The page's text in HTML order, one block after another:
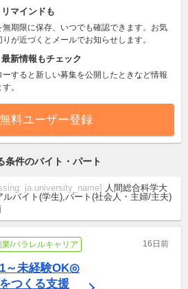
マインドも
期限に保存、いつでも確認できます。お気
が近づくとメールでお知らせします。
新情報もチェック
すると新しい募集を公開したときなど情報
。
料ユーザー登録
条件のバイト・パート
ja.university_name] 人間総合科学大
ルバイト(学生),パート(社会人・主婦/主夫)
業/パラレルキャリア 16日前
1～未経験OK◎
つくる支援